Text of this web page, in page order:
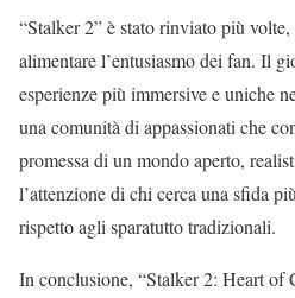
“Stalker 2” è stato rinviato più
alimentare l’entusiasmo dei fan. Il
esperienze più immersive e uniche
una comunità di appassionati che
promessa di un mondo aperto,
l’attenzione di chi cerca una sfida
rispetto agli sparatutto tradizionali.
In conclusione, “Stalker 2: Heart of